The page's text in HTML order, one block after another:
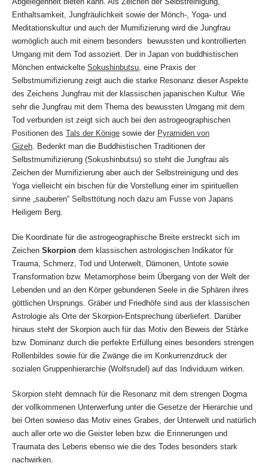
Enthaltsamkeit, Jungfräulichkeit sowie der Mönch-, Yoga- und
Meditationskultur und auch der Mumifizierung wird die Jungfrau
womöglich auch mit einem besonders bewussten und kontrollierten
Umgang mit dem Tod assoziert. Der in Japan von buddhistischen
Mönchen entwickelte Sokushinbutsu, eine Praxis der
Selbstmumifizierung zeigt auch die starke Resonanz dieser Aspekte
des Zeichens Jungfrau mit der klassischen japanischen Kultur. Wie
sehr die Jungfrau mit dem Thema des bewussten Umgang mit dem
Tod verbunden ist zeigt sich auch bei den astrogeographischen
Positionen des Tals der Könige sowie der Pyramiden von
Gizeh. Bedenkt man die Buddhistischen Traditionen der
Selbstmumifizierung (Sokushinbutsu) so steht die Jungfrau als
Zeichen der Mumifizierung aber auch der Selbstreinigung und des
Yoga vielleicht ein bischen für die Vorstellung einer im spirituellen
sinne „sauberen“ Selbsttötung noch dazu am Fusse von Japans
Heiligem Berg.
Die Koordinate für die astrogeographische Breite erstreckt sich im
Zeichen Skorpion dem klassischen astrologischen Indikator für
Trauma, Schmerz, Tod und Unterwelt, Dämonen, Untote sowie
Transformation bzw. Metamorphose beim Übergang von der Welt der
Lebenden und an den Körper gebundenen Seele in die Sphären ihres
göttlichen Ursprungs. Gräber und Friedhöfe sind aus der klassischen
Astrologie als Orte der Skorpion-Entsprechung überliefert. Darüber
hinaus steht der Skorpion auch für das Motiv den Beweis der Stärke
bzw. Dominanz durch die perfekte Erfüllung eines besonders strengen
Rollenbildes sowie für die Zwänge die im Konkurrenzdruck der
sozialen Gruppenhierarchie (Wolfsrudel) auf das Individuum wirken.
Skorpion steht demnach für die Resonanz mit dem strengen Dogma
der vollkommenen Unterwerfung unter die Gesetze der Hierarchie und
bei Orten sowieso das Motiv eines Grabes, der Unterwelt und natürlich
auch aller orte wo die Geister leben bzw. die Erinnerungen und
Traumata des Lebens ebenso wie die des Todes besonders stark
nachwirken.